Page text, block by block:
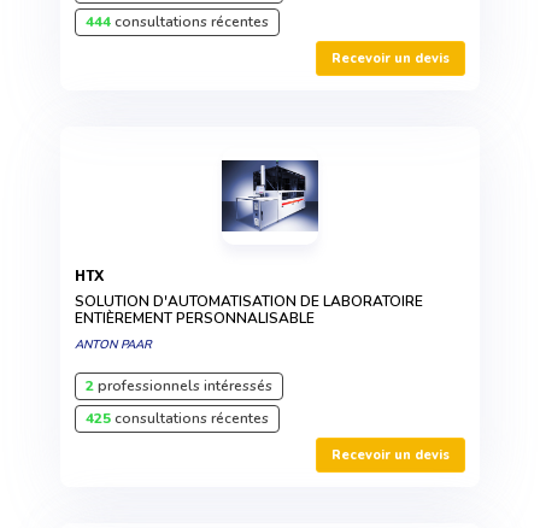
444consultations récentes
Recevoir un devis
HTX
SOLUTION D'AUTOMATISATION DE LABORATOIRE
ENTIÈREMENT PERSONNALISABLE
ANTON PAAR
2professionnels intéressés
425consultations récentes
Recevoir un devis